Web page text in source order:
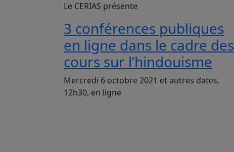
Le CERIAS présente
3 conférences publiques
en ligne dans le cadre des
cours sur l’hindouisme
Mercredi 6 octobre 2021 et autres dates,
12h30, en ligne